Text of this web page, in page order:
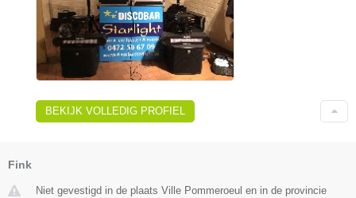
BEKIJK VOLLEDIG PROFIEL
Fink
Niet gevestigd in de plaats Ville Pommeroeul en in de provincie